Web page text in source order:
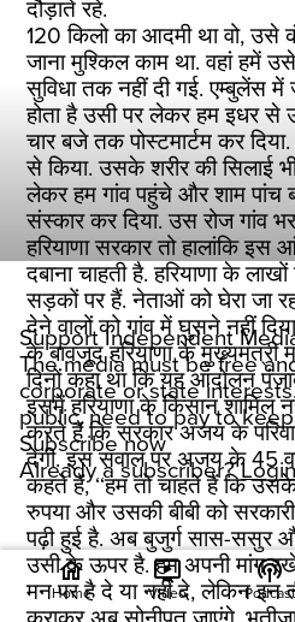
Support Independent
The media must be free
corporate or state
public, need to pay to
Subscribe now
Already a subscriber?Login
दौड़ाते रहे.
120 किलो का आदमी था वो,
जाना मुश्किल काम था. वहां हमें
सुविधा तक नहीं दी गई. एम्बुलेंस में
होता है उसी पर लेकर हम इधर से
चार बजे तक पोस्टमार्टम कर
से किया. उसके शरीर की सिलाई
लेकर हम गांव पहुंचे और शाम
संस्कार कर दिया. उस रोज गांव भर
हरियाणा सरकार तो हालांकि इस
दबाना चाहती है. हरियाणा के
सड़कों पर हैं. नेताओं को घेरा जा
देने वालों को गांव में घुसने नहीं
के बावजूद हरियाणा के मुख्यमंत्री
दिनों कहा था कि यह आंदोलन
इसमें हरियाणा के किसान शामिल
करते हैं कि सरकार अजय के
देगी. इस सवाल पर अजय के 45
कहते हैं, ‘‘हम तो चाहते हैं कि
रुपया और उसकी बीबी को
पढ़ी हुई है. अब बुजुर्ग सास-ससुर और
उसी के ऊपर है. हम अपनी मांग
मन पर है दे या नहीं दे, लेकिन इन
home
Home
ondemand_video
Video
podcasts
Podcast